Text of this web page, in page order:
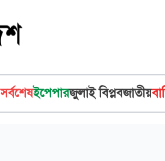
সর্বশেষইপেপারজুলাই বিপ্লবজাতীয়